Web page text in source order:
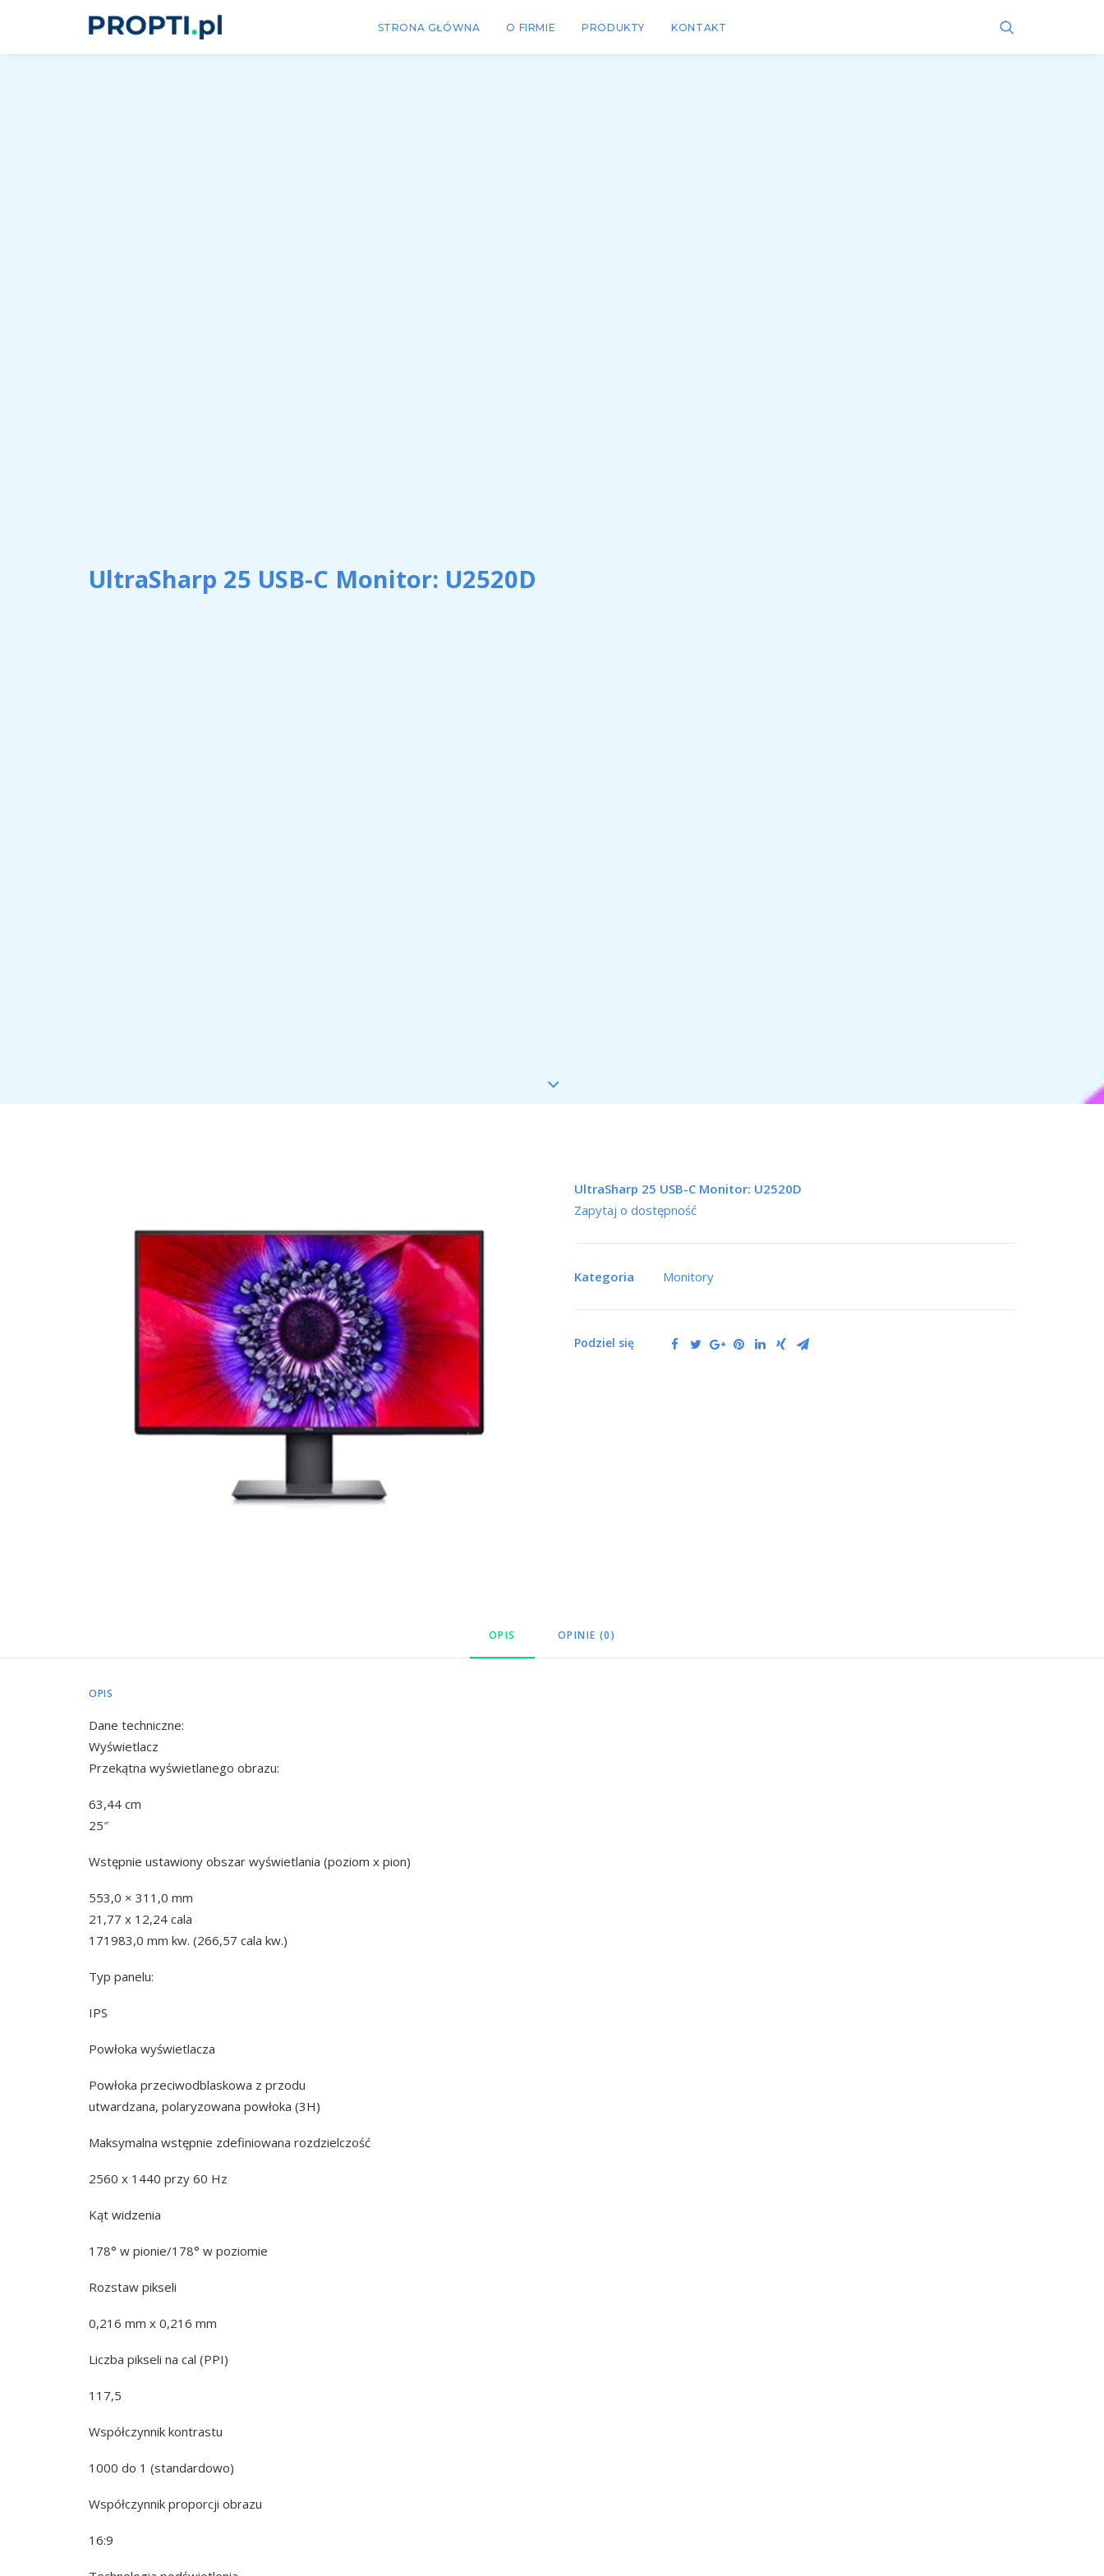
STRONA GŁÓWNA O FIRMIE PRODUKTY KONTAKT
UltraSharp 25 USB-C Monitor: U2520D
UltraSharp 25 USB-C Monitor: U2520D
Zapytaj o dostępność
Kategoria Monitory
Podziel się
OPIS OPINIE (0)
OPIS
Dane techniczne:
Wyświetlacz
Przekątna wyświetlanego obrazu:
63,44 cm
25″
Wstępnie ustawiony obszar wyświetlania (poziom x pion)
553,0 × 311,0 mm
21,77 x 12,24 cala
171983,0 mm kw. (266,57 cala kw.)
Typ panelu:
IPS
Powłoka wyświetlacza
Powłoka przeciwodblaskowa z przodu
utwardzana, polaryzowana powłoka (3H)
Maksymalna wstępnie zdefiniowana rozdzielczość
2560 x 1440 przy 60 Hz
Kąt widzenia
178° w pionie/178° w poziomie
Rozstaw pikseli
0,216 mm x 0,216 mm
Liczba pikseli na cal (PPI)
117,5
Współczynnik kontrastu
1000 do 1 (standardowo)
Współczynnik proporcji obrazu
16:9